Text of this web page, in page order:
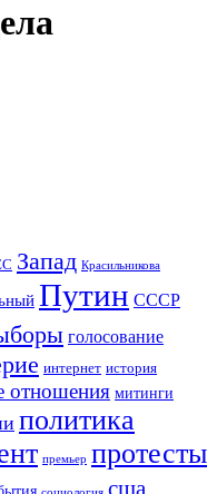
Запад Красильникова
Путин СССР
голосование
интернет история
отношения митинги
политика
премьер протесты
сша